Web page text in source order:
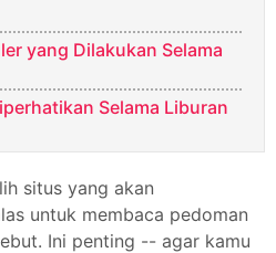
yang Dilakukan Selama
Selama Liburan
situs yang akan
untuk membaca pedoman
Ini penting -- agar kamu